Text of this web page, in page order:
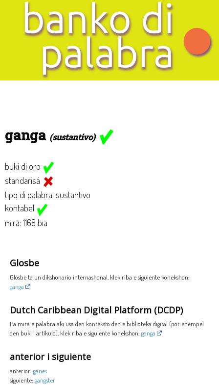
ganga (sustantivo)
buki di oro
standarisá
tipo di palabra: sustantivo
kontabel
mirá: 1168 bia
Glosbe
Glosbe ta un dikshonario internashonal, klek riba e siguiente konekshon:
ganga
Dutch Caribbean Digital Platform (DCDP)
Pa mira e palabra aki usá den konteksto den e biblioteka digital (por ehèmpel
den buki i artíkulo), klek riba e siguiente konekshon: ganga
anterior i siguiente
anterior: ganes
siguiente: gangster